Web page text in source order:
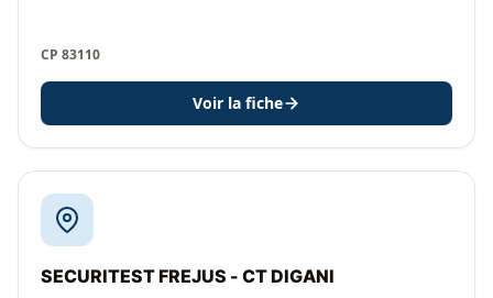
CP 83110
Voir la fiche
SECURITEST FREJUS - CT DIGANI